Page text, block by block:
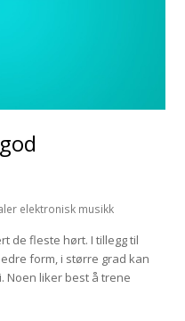
elektronisk musikk
de fleste hørt. I tillegg til
form, i større grad kan
Noen liker best å trene